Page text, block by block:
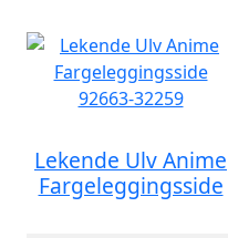
Lekende Ulv Anime
Fargeleggingsside